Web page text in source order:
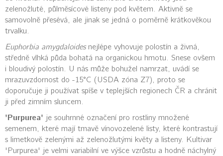
zelenožluté, půlměsícové listeny pod květem. Aktivně se
samovolně přesévá, ale jinak se jedná o poměrně krátkověkou
trvalku.
Euphorbia amygdaloidesnejlépe vyhovuje polostín a živná,
středně vlhká půda bohatá na organickou hmotu. Snese ovšem
i bloudivý polostín. U nás může bohužel namrzat, uvádí se
mrazuvzdornost do -15°C (USDA zóna Z7), proto se
doporučuje ji používat spíše v teplejších regionech ČR a chránit
ji před zimním sluncem.
'Purpurea' je souhrnné označení pro rostliny množené
semenem, které mají tmavě vínovozelené listy, které kontrastují
s limetkově zelenými až zelenožlutými květy a listeny. Kultivar
'Purpurea' je velmi variabilní ve výšce vzrůstu a hodně náchylný